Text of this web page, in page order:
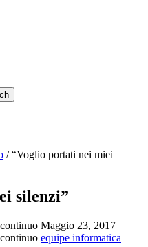
/“Voglio portati nei miei
silenzi”
Maggio 23, 2017
equipe informatica